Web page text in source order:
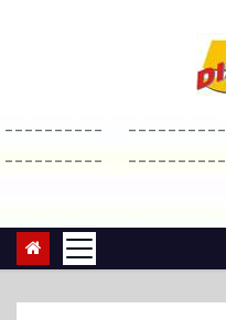
a
r
l
----------
----------
----------
----------